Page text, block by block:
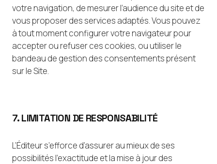
votre navigation, de mesurer l’audience du site et de
vous proposer des services adaptés. Vous pouvez
à tout moment configurer votre navigateur pour
accepter ou refuser ces cookies, ou utiliser le
bandeau de gestion des consentements présent
sur le Site.
7. LIMITATION DE RESPONSABILITÉ
L’Éditeur s’efforce d’assurer au mieux de ses
possibilités l’exactitude et la mise à jour des